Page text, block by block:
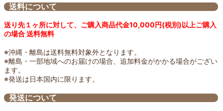
送料について
送り先１ヶ所に対して、ご購入商品代金10,000円(税別)以上ご購入
の場合 送料無料
※沖縄・離島は送料無料対象外となります。
※離島・一部地域へのお届けの場合、追加料金がかかる場合がござい
ます。
※発送は日本国内に限ります。
発送について